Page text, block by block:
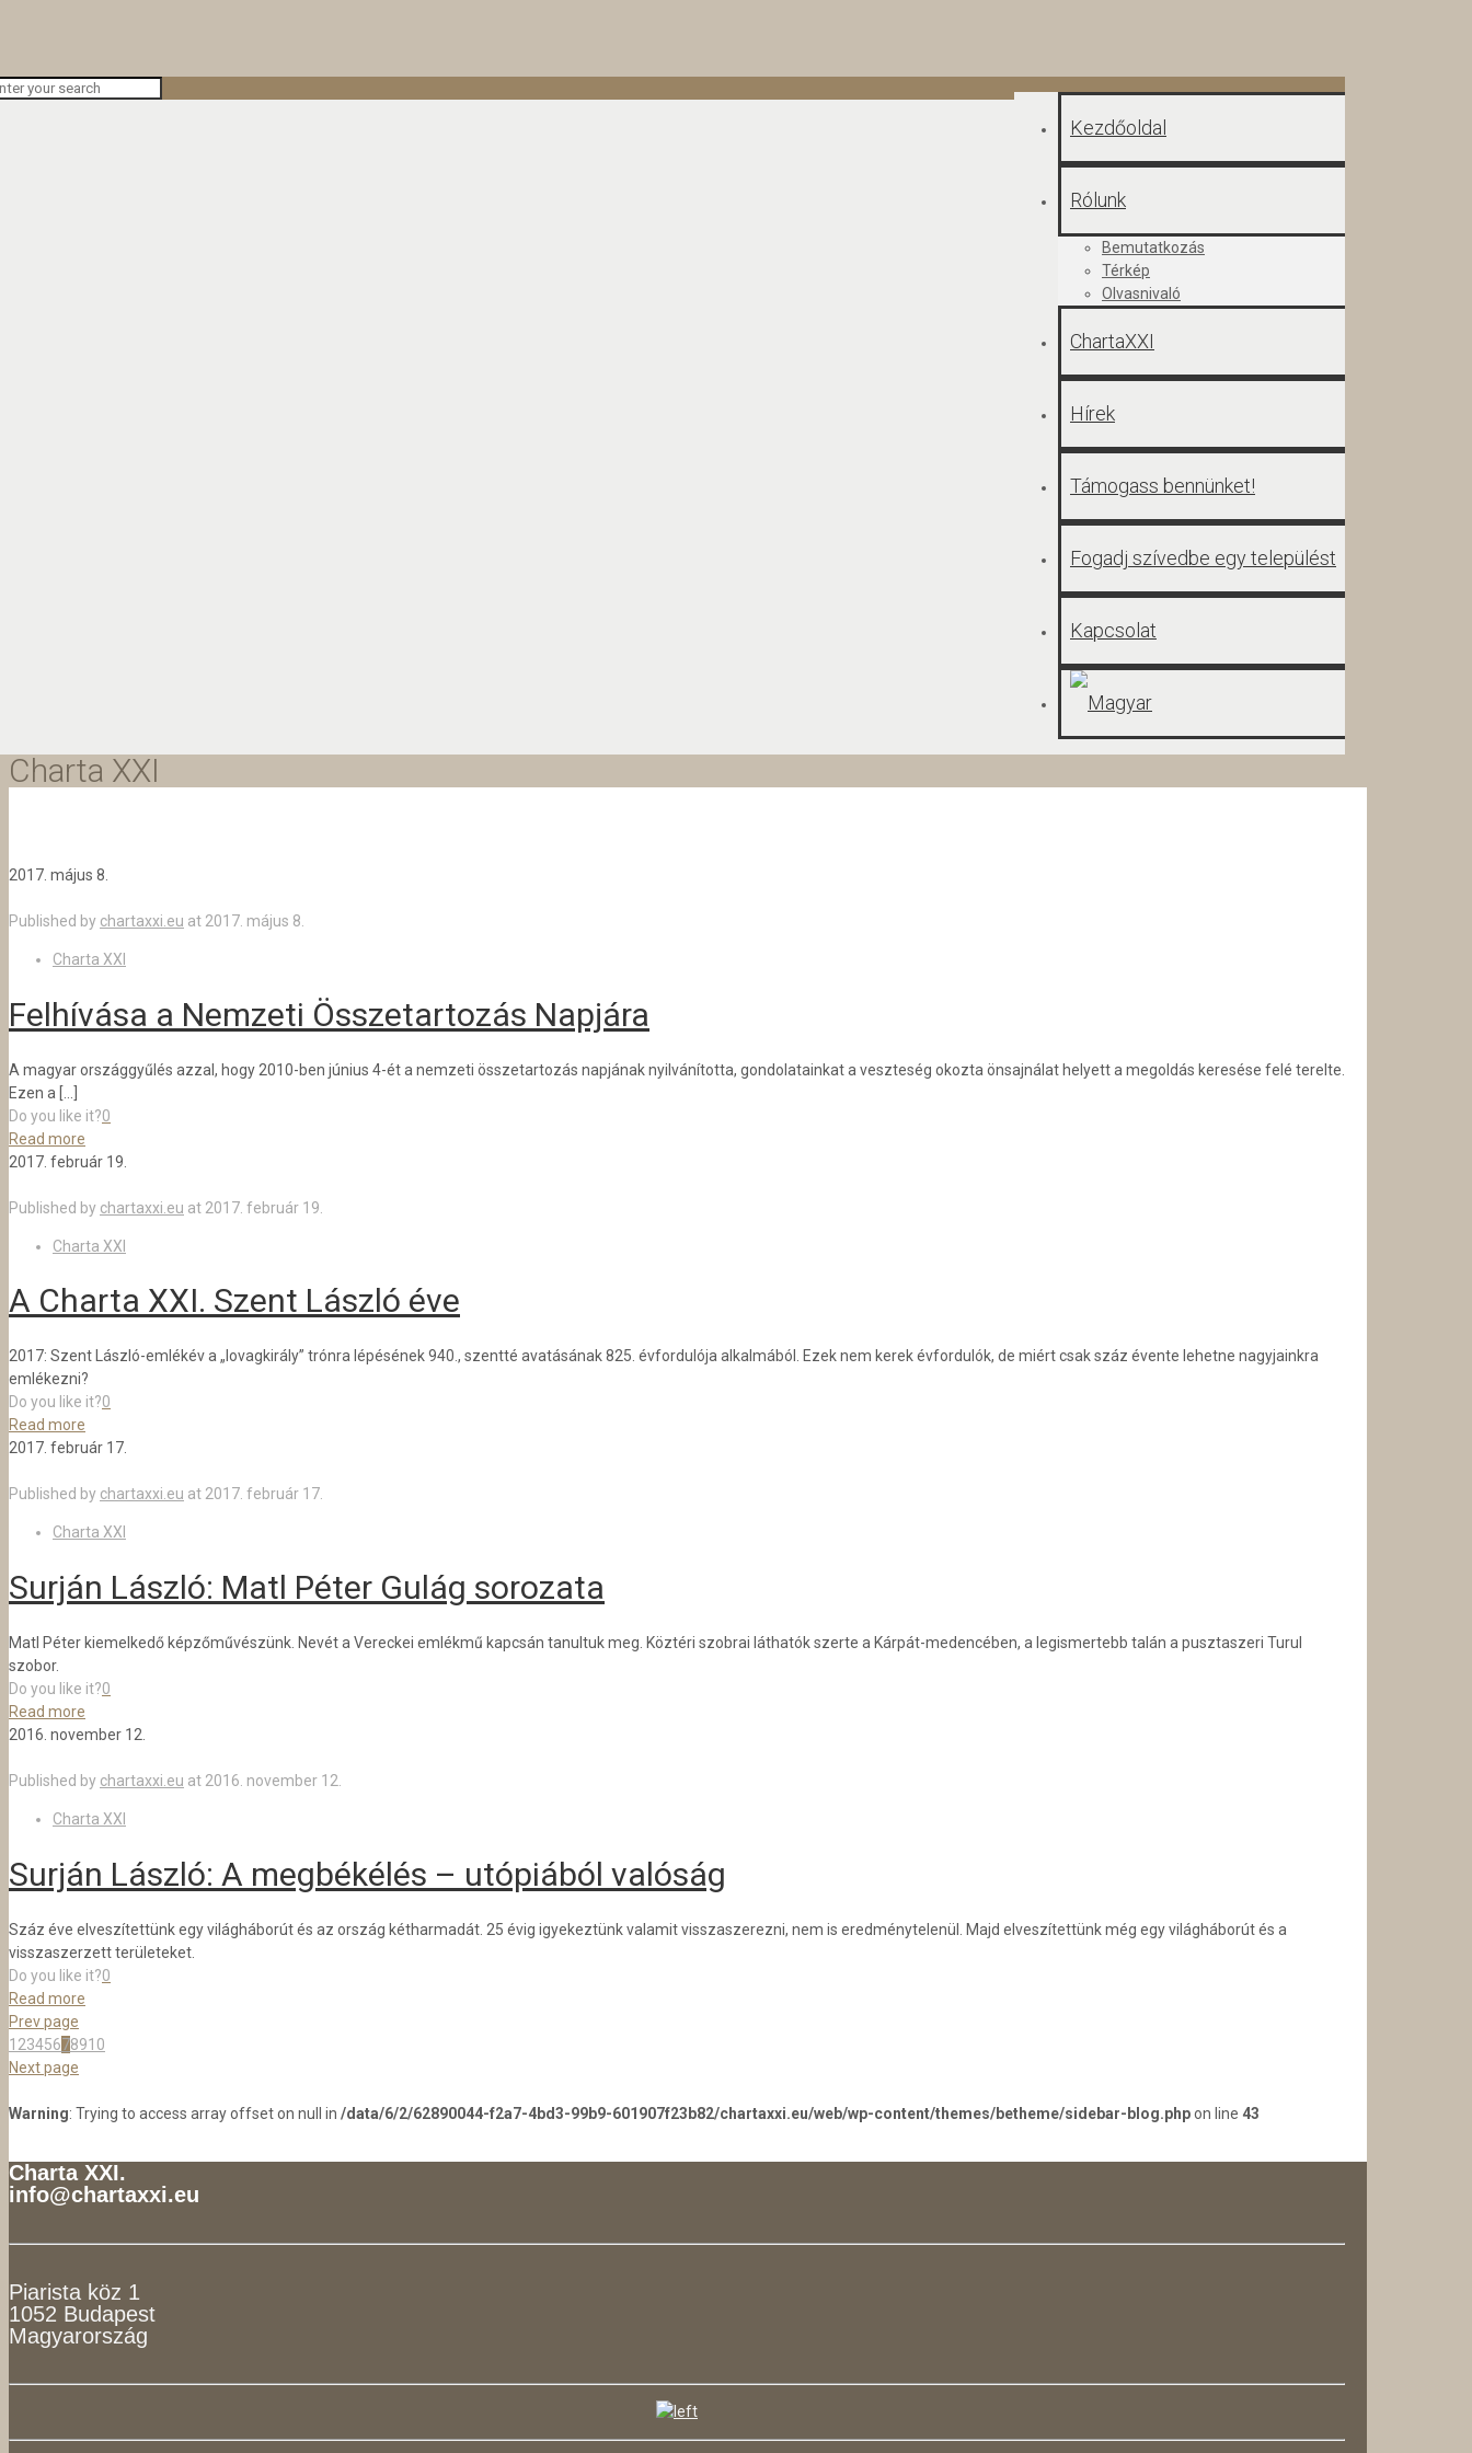
Kezdőoldal
Rólunk
Bemutatkozás
Térkép
Olvasnivaló
ChartaXXI
Hírek
Támogass bennünket!
Fogadj szívedbe egy települést
Kapcsolat
Charta XXI
2017. május 8.
Published by chartaxxi.eu at 2017. május 8.
Charta XXI
Felhívása a Nemzeti Összetartozás Napjára
A magyar országgyűlés azzal, hogy 2010-ben június 4-ét a nemzeti összetartozás napjának nyilvánította, gondolatainkat a veszteség okozta önsajnálat helyett a megoldás keresése felé terelte.
Ezen a […]
Do you like it?0
Read more
2017. február 19.
Published by chartaxxi.eu at 2017. február 19.
Charta XXI
A Charta XXI. Szent László éve
2017: Szent László-emlékév a „lovagkirály” trónra lépésének 940., szentté avatásának 825. évfordulója alkalmából. Ezek nem kerek évfordulók, de miért csak száz évente lehetne nagyjainkra
emlékezni?
Do you like it?0
Read more
2017. február 17.
Published by chartaxxi.eu at 2017. február 17.
Charta XXI
Surján László: Matl Péter Gulág sorozata
Matl Péter kiemelkedő képzőművészünk. Nevét a Vereckei emlékmű kapcsán tanultuk meg. Köztéri szobrai láthatók szerte a Kárpát-medencében, a legismertebb talán a pusztaszeri Turul
szobor.
Do you like it?0
Read more
2016. november 12.
Published by chartaxxi.eu at 2016. november 12.
Charta XXI
Surján László: A megbékélés – utópiából valóság
Száz éve elveszítettünk egy világháborút és az ország kétharmadát. 25 évig igyekeztünk valamit visszaszerezni, nem is eredménytelenül. Majd elveszítettünk még egy világháborút és a
visszaszerzett területeket.
Do you like it?0
Read more
Prev page
1 2345678910
Next page
Warning: Trying to access array offset on null in /data/6/2/62890044-f2a7-4bd3-99b9-601907f23b82/chartaxxi.eu/web/wp-content/themes/betheme/sidebar-blog.phpon line 43
Charta XXI.
info@chartaxxi.eu
Piarista köz 1
1052 Budapest
Magyarország